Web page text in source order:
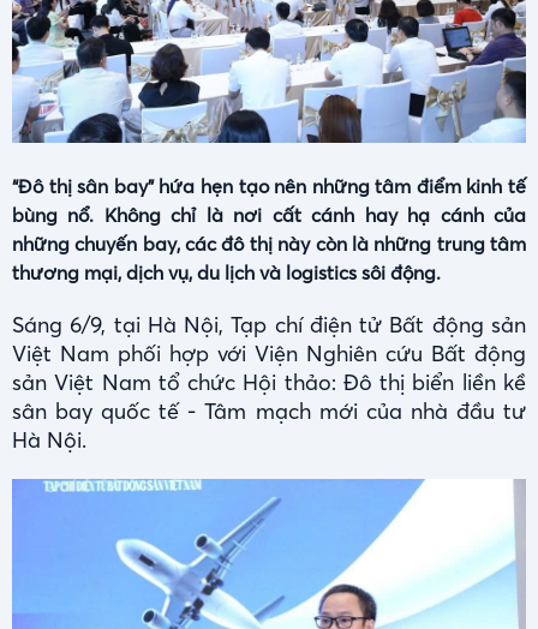
“Đô thị sân bay" hứa hẹn tạo nên những tâm điểm kinh tế
bùng nổ. Không chỉ là nơi cất cánh hay hạ cánh của
những chuyến bay, các đô thị này còn là những trung tâm
thương mại, dịch vụ, du lịch và logistics sôi động.
Sáng 6/9, tại Hà Nội, Tạp chí điện tử Bất động sản
Việt Nam phối hợp với Viện Nghiên cứu Bất động
sản Việt Nam tổ chức Hội thảo: Đô thị biển liền kề
sân bay quốc tế - Tâm mạch mới của nhà đầu tư
Hà Nội.